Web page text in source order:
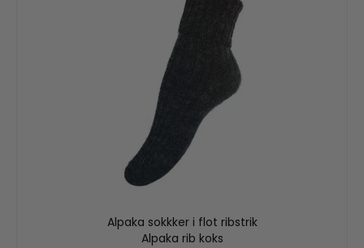
Alpaka sokkker i flot ribstrik
Alpaka rib koks